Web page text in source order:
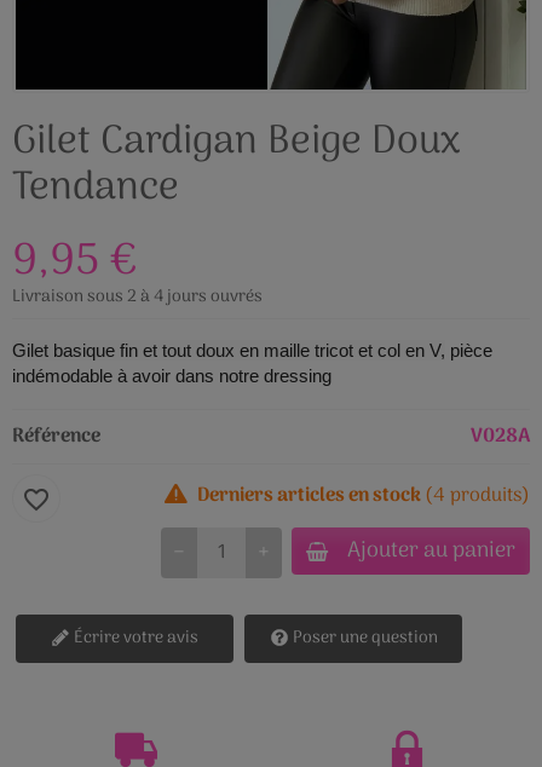
Gilet Cardigan Beige Doux
Tendance
9,95 €
Livraison sous 2 à 4 jours ouvrés
Gilet basique fin et tout doux en maille tricot et col en V, pièce
indémodable à avoir dans notre dressing
Référence
V028A
Derniers articles en stock(4 produits)
+
− Ajouter au panier
favorite_border
Écrire votre avis Poser une question